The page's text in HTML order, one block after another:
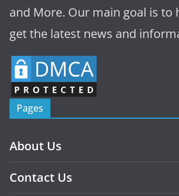
and More. Our main goal is to
get the latest news and
Pages
About Us
Contact Us